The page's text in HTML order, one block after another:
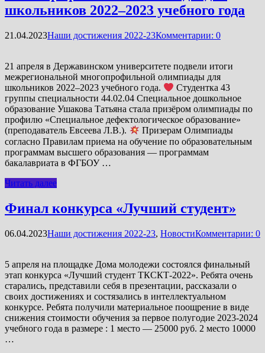
школьников 2022–2023 учебного года
21.04.2023Наши достижения 2022-23Комментарии: 0
21 апреля в Державинском университете подвели итоги
межрегиональной многопрофильной олимпиады для
школьников 2022–2023 учебного года.
Студентка 43
группы специальности 44.02.04 Специальное дошкольное
образование Ушакова Татьяна стала призёром олимпиады по
профилю «Специальное дефектологическое образование»
(преподаватель Евсеева Л.В.).
Призерам Олимпиады
согласно Правилам приема на обучение по образовательным
программам высшего образования — программам
бакалавриата в ФГБОУ …
Читать далее
Финал конкурса «Лучший студент»
06.04.2023Наши достижения 2022-23, НовостиКомментарии: 0
5 апреля на площадке Дома молодежи состоялся финальный
этап конкурса «Лучший студент ТКСКТ-2022». Ребята очень
старались, представили себя в презентации, рассказали о
своих достижениях и состязались в интеллектуальном
конкурсе. Ребята получили материальное поощрение в виде
снижения стоимости обучения за первое полугодие 2023-2024
учебного года в размере : 1 место — 25000 руб. 2 место 10000
…